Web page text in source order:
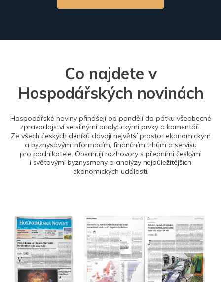
Co najdete v
Hospodářských novinách
Hospodářské noviny přinášejí od pondělí do pátku všeobecné
zpravodajství se silnými analytickými prvky a komentáři.
Ze všech českých deníků dávají největší prostor ekonomickým
a byznysovým informacím, finančním trhům a servisu
pro podnikatele. Obsahují rozhovory s předními českými
i světovými byznysmeny a analýzy nejdůležitějších
ekonomických událostí.